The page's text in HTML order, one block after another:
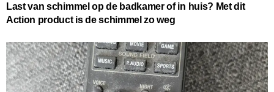
Last van schimmel op de badkamer of in huis? Met dit
Action product is de schimmel zo weg